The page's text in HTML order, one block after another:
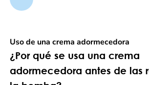
Uso de una crema adormecedora
¿Por qué se usa una crema
adormecedora antes de las